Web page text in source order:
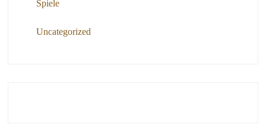
Spiele
Uncategorized